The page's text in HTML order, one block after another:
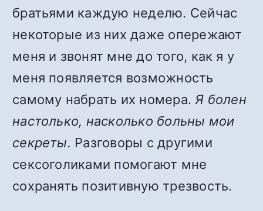
братьями каждую неделю. Сейчас
некоторые из них даже опережают
меня и звонят мне до того, как я у
меня появляется возможность
самому набрать их номера. Я болен
настолько, насколько больны мои
секреты. Разговоры с другими
сексоголиками помогают мне
сохранять позитивную трезвость.